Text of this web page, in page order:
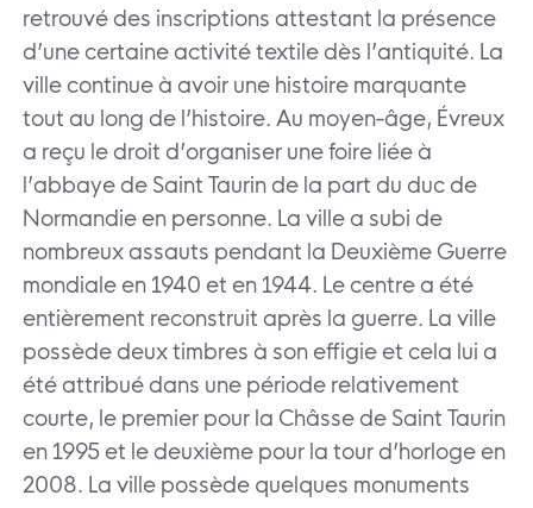
retrouvé des inscriptions attestant la présence
d’une certaine activité textile dès l’antiquité. La
ville continue à avoir une histoire marquante
tout au long de l’histoire. Au moyen-âge, Évreux
a reçu le droit d’organiser une foire liée à
l’abbaye de Saint Taurin de la part du duc de
Normandie en personne. La ville a subi de
nombreux assauts pendant la Deuxième Guerre
mondiale en 1940 et en 1944. Le centre a été
entièrement reconstruit après la guerre. La ville
possède deux timbres à son effigie et cela lui a
été attribué dans une période relativement
courte, le premier pour la Châsse de Saint Taurin
en 1995 et le deuxième pour la tour d’horloge en
2008. La ville possède quelques monuments